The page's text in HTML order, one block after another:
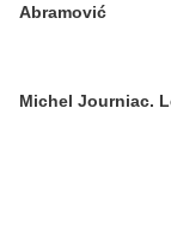
Abramović
Michel Journiac.